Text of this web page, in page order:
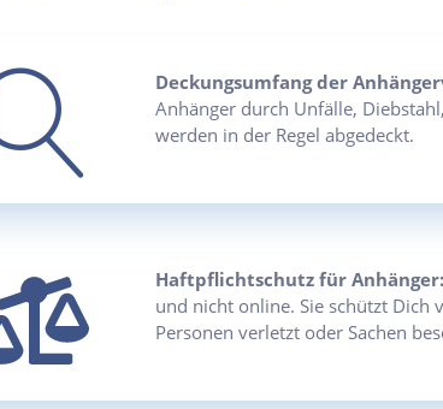
Deckungsumfang der
Anhänger durch Unfälle,
werden in der Regel abgedeckt.
Haftpflichtschutz für Anhänger:
und nicht online. Sie schützt
Personen verletzt oder Sachen